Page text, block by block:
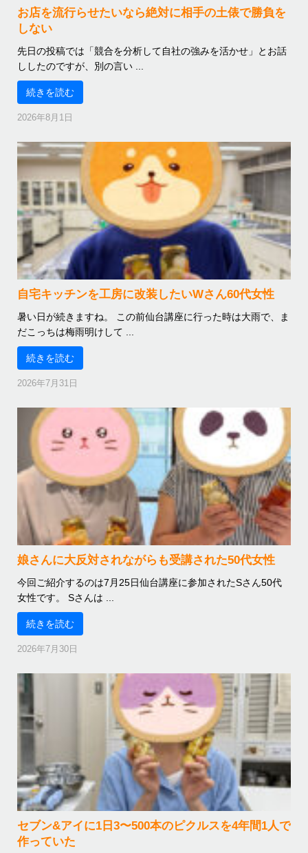
お店を流行らせたいなら絶対に相手の土俵で勝負を
しない
先日の投稿では「競合を分析して自社の強みを活かせ」とお話
ししたのですが、別の言い ...
続きを読む
2026年8月1日
自宅キッチンを工房に改装したいWさん60代女性
暑い日が続きますね。 この前仙台講座に行った時は大雨で、ま
だこっちは梅雨明けして ...
続きを読む
2026年7月31日
娘さんに大反対されながらも受講された50代女性
今回ご紹介するのは7月25日仙台講座に参加されたSさん50代
女性です。 Sさんは ...
続きを読む
2026年7月30日
セブン&アイに1日3〜500本のピクルスを4年間1人で
作っていた